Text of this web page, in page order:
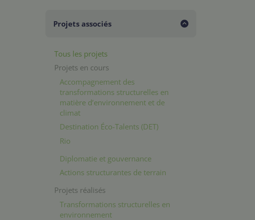
Projets associés
Tous les projets
Projets en cours
Accompagnement des
transformations structurelles en
matière d’environnement et de
climat
Destination Éco-Talents (DET)
Rio
Diplomatie et gouvernance
Actions structurantes de terrain
Projets réalisés
Transformations structurelles en
environnement